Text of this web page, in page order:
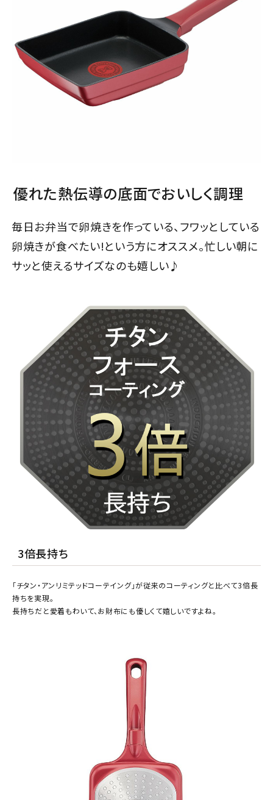
優れた熱伝導の底面でおいしく調理
毎日お弁当で卵焼きを作っている、フワッとしている
卵焼きが食べたい!という方にオススメ。忙しい朝に
サッと使えるサイズなのも嬉しい♪
3倍長持ち
「チタン・アンリミテッドコーテイング」が従来のコーティングと比べて3倍長
持ちを実現。
長持ちだと愛着もわいて、お財布にも優しくて嬉しいですよね。